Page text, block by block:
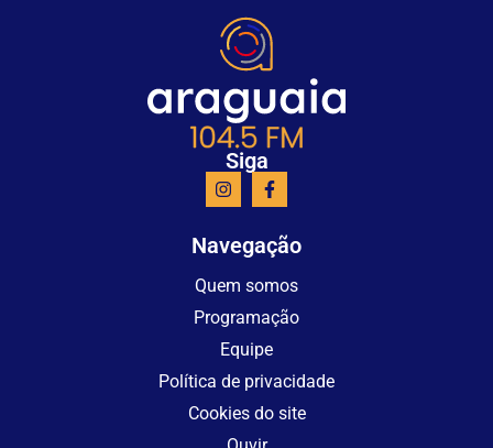
Siga
Navegação
Quem somos
Programação
Equipe
Política de privacidade
Cookies do site